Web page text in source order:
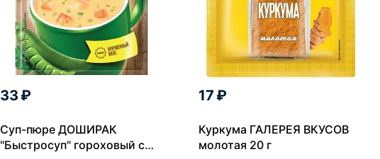
33 ₽
Суп-пюре ДОШИРАК
"Быстросуп" гороховый с
17 ₽
Куркума ГАЛЕРЕЯ ВКУСОВ
молотая 20 г